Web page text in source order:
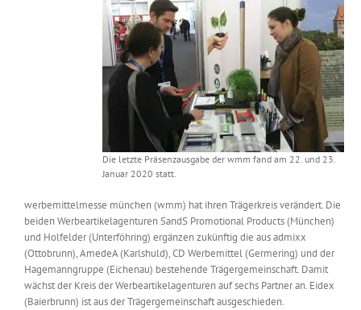
Product Guide
Jobshop
Die letzte Präsenzausgabe der wmm fand am 22. und 23.
Januar 2020 statt.
werbemittelmesse münchen (wmm) hat ihren Trägerkreis verändert. Die
beiden Werbeartikelagenturen SandS Promotional Products (München)
und Holfelder (Unterföhring) ergänzen zukünftig die aus admixx
(Ottobrunn), AmedeA (Karlshuld), CD Werbemittel (Germering) und der
Hagemanngruppe (Eichenau) bestehende Trägergemeinschaft. Damit
wächst der Kreis der Werbeartikelagenturen auf sechs Partner an. Eidex
(Baierbrunn) ist aus der Trägergemeinschaft ausgeschieden.